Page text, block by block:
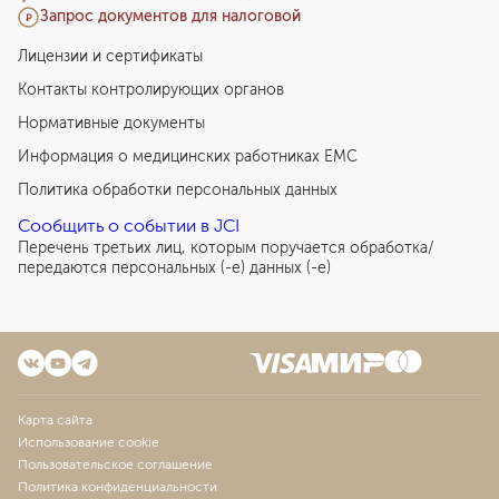
Запрос документов для налоговой
Лицензии и сертификаты
Контакты контролирующих органов
Нормативные документы
Информация о медицинских работниках EMC
Политика обработки персональных данных
Сообщить о событии в JCI
Перечень третьих лиц, которым поручается обработка/
передаются персональных (-е) данных (-е)
Карта сайта
Использование cookie
Пользовательское соглашение
Политика конфиденциальности